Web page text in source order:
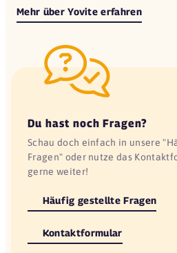
Mehr über Yovite erfahren
Du hast noch Fragen?
Schau doch einfach in unsere
Fragen" oder nutze das
gerne weiter!
Häufig gestellte Fragen
Kontaktformular